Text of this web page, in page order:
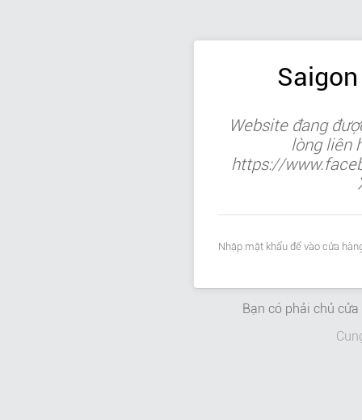
Website đang
lòng liên
https://
Nhập mật khẩu để vào cửa
Bạn có phải chủ